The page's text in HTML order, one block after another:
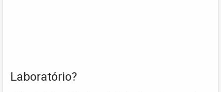
Laboratório?